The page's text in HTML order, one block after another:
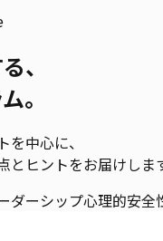
、
。
中心に、
とヒントをお届けしま
ダーシップ心理的安全